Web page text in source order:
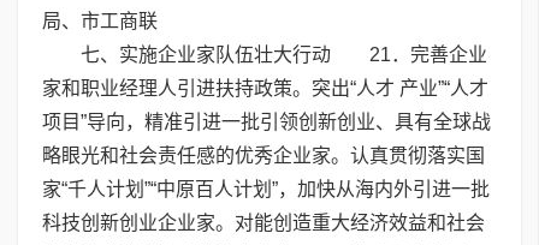
局、市工商联
七、实施企业家队伍壮大行动 21．完善企业
家和职业经理人引进扶持政策。突出“人才 产业”“人才
项目”导向，精准引进一批引领创新创业、具有全球战
略眼光和社会责任感的优秀企业家。认真贯彻落实国
家“千人计划”“中原百人计划”，加快从海内外引进一批
科技创新创业企业家。对能创造重大经济效益和社会